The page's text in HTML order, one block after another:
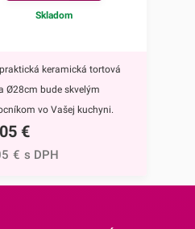
Skladom
keramická tortová
Ø28cm bude skvelým
vo Vašej kuchyni.
ideálnou voľbou pri pečení
na torty alebo pri pečení
€
€ s DPH